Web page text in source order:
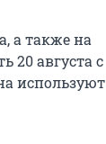
а также на
20 августа с
используют